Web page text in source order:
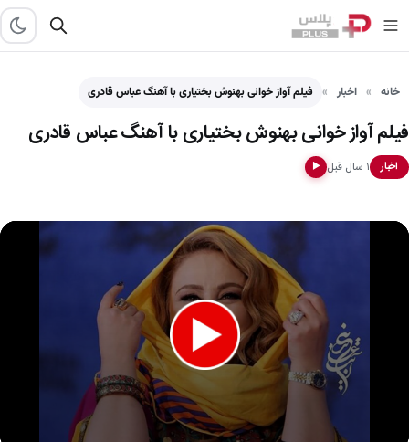
خانه اخبار فیلم آواز خوانی بهنوش بختیاری با آهنگ عباس قادری
فیلم آواز خوانی بهنوش بختیاری با آهنگ عباس قادری
اخبار ۱ سال قبل ▶